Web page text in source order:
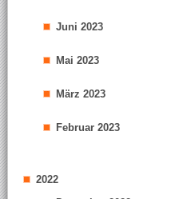
Juni 2023
Mai 2023
März 2023
Februar 2023
2022